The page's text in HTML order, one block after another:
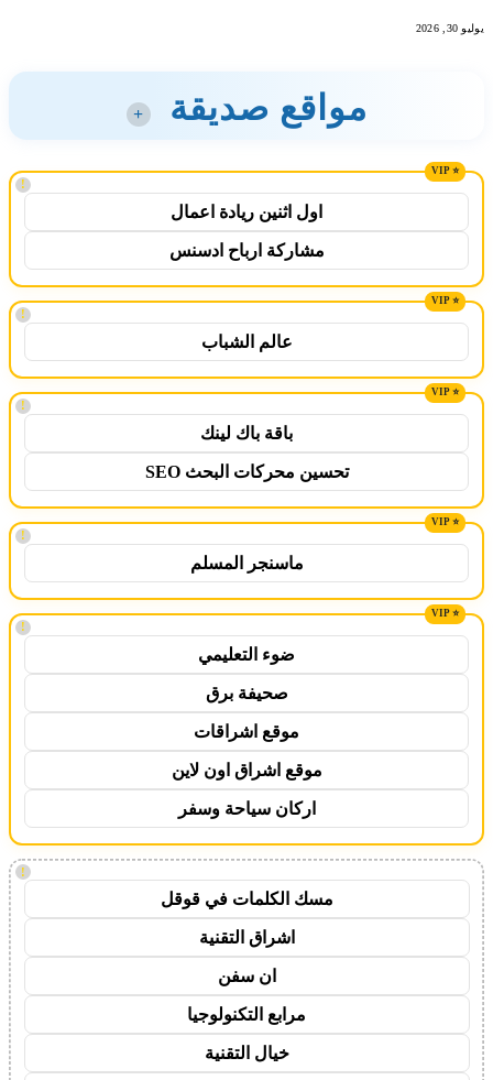
يوليو 30, 2026
مواقع صديقة +
!
اول اثنين ريادة اعمال
مشاركة ارباح ادسنس
!
عالم الشباب
!
باقة باك لينك
تحسين محركات البحث SEO
!
ماسنجر المسلم
!
ضوء التعليمي
صحيفة برق
موقع اشراقات
موقع اشراق اون لاين
اركان سياحة وسفر
!
مسك الكلمات في قوقل
اشراق التقنية
ان سفن
مرابع التكنولوجيا
خيال التقنية